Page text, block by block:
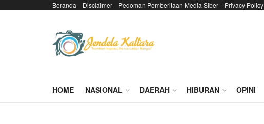
Beranda Disclaimer Pedoman Pemberitaan Media Siber Privacy Policy
HOME NASIONAL DAERAH HIBURAN OPINI